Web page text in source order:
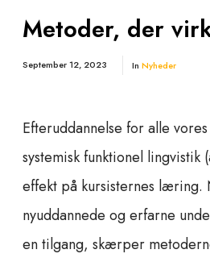
Metoder, der
September 12, 2023 In Nyheder
Efteruddannelse for alle
systemisk funktionel lingvistik
effekt på kursisternes læring.
nyuddannede og erfarne
en tilgang, skærper